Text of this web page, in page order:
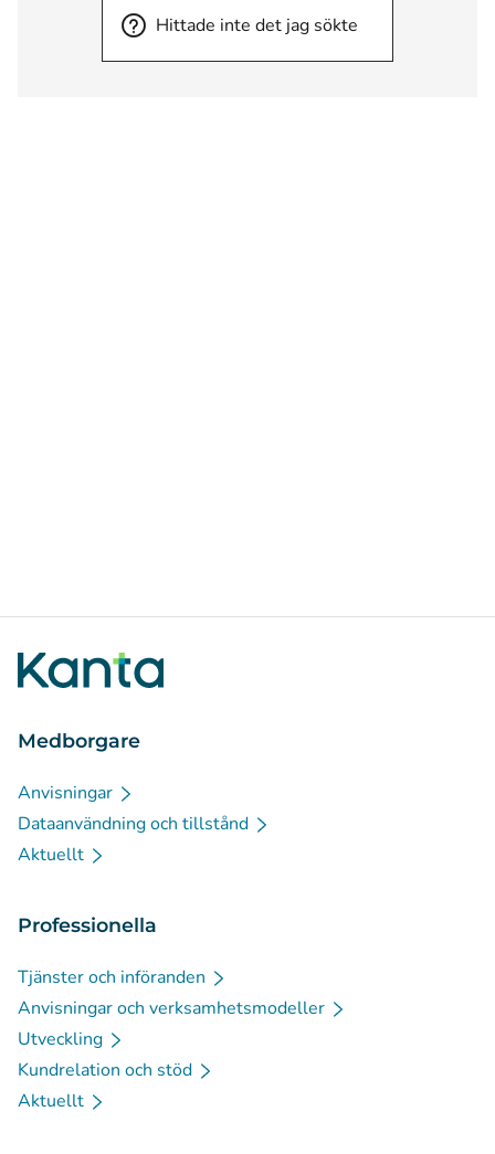
Hittade inte det jag sökte
Medborgare
Anvisningar
Dataanvändning och tillstånd
Aktuellt
Professionella
Tjänster och införanden
Anvisningar och verksamhetsmodeller
Utveckling
Kundrelation och stöd
Aktuellt